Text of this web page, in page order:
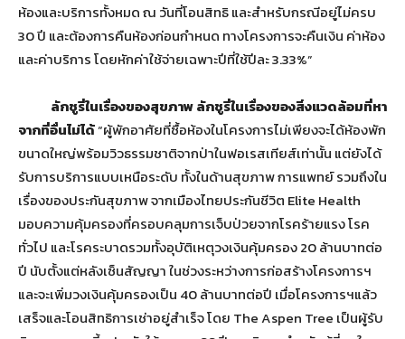
ห้องและบริการทั้งหมด ณ วันที่โอนสิทธิ และสำหรับกรณีอยู่ไม่ครบ
30 ปี และต้องการคืนห้องก่อนกำหนด ทางโครงการจะคืนเงิน ค่าห้อง
และค่าบริการ โดยหักค่าใช้จ่ายเฉพาะปีที่ใช้ปีละ 3.33%”
ลักชูรี่ในเรื่องของสุขภาพ ลักชูรี่ในเรื่องของสิ่งแวดล้อมที่หา
จากที่อื่นไม่ได้“ผู้พักอาศัยที่ซื้อห้องในโครงการไม่เพียงจะได้ห้องพัก
ขนาดใหญ่พร้อมวิวธรรมชาติจากป่าในฟอเรสเทียส์เท่านั้น แต่ยังได้
รับการบริการแบบเหนือระดับ ทั้งในด้านสุขภาพ การแพทย์ รวมถึงใน
เรื่องของประกันสุขภาพ จากเมืองไทยประกันชีวิต Elite Health
มอบความคุ้มครองที่ครอบคลุมการเจ็บป่วยจากโรคร้ายแรง โรค
ทั่วไป และโรคระบาดรวมทั้งอุบัติเหตุวงเงินคุ้มครอง 20 ล้านบาทต่อ
ปี นับตั้งแต่หลังเซ็นสัญญา ในช่วงระหว่างการก่อสร้างโครงการฯ
และจะเพิ่มวงเงินคุ้มครองเป็น 40 ล้านบาทต่อปี เมื่อโครงการฯแล้ว
เสร็จและโอนสิทธิการเช่าอยู่สำเร็จ โดย The Aspen Tree เป็นผู้รับ